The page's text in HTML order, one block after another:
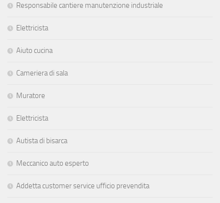
Responsabile cantiere manutenzione industriale
Elettricista
Aiuto cucina
Cameriera di sala
Muratore
Elettricista
Autista di bisarca
Meccanico auto esperto
Addetta customer service ufficio prevendita